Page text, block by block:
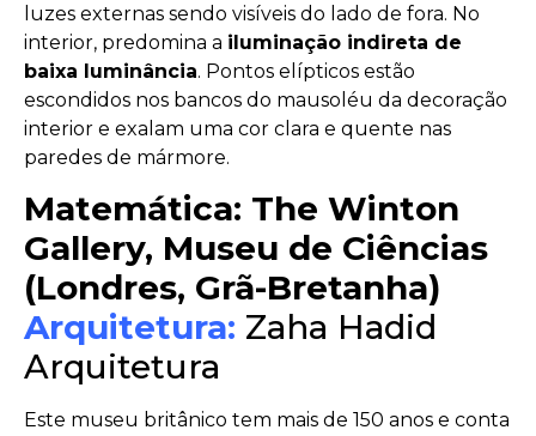
luzes externas sendo visíveis do lado de fora. No
interior, predomina a iluminação indireta de
baixa luminância. Pontos elípticos estão
escondidos nos bancos do mausoléu da decoração
interior e exalam uma cor clara e quente nas
paredes de mármore.
Matemática: The Winton
Gallery, Museu de Ciências
(Londres, Grã-Bretanha)
Arquitetura: Zaha Hadid
Arquitetura
Este museu britânico tem mais de 150 anos e conta